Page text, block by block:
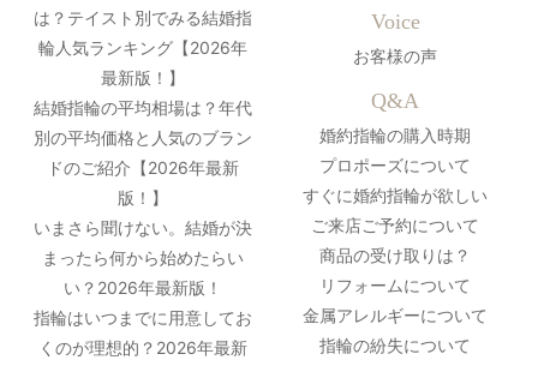
は？テイスト別でみる結婚指
輪人気ランキング【2026年
最新版！】
結婚指輪の平均相場は？年代
別の平均価格と人気のブラン
ドのご紹介【2026年最新
版！】
いまさら聞けない。結婚が決
まったら何から始めたらい
い？2026年最新版！
指輪はいつまでに用意してお
くのが理想的？2026年最新
Voice
お客様の声
Q&A
婚約指輪の購入時期
プロポーズについて
すぐに婚約指輪が欲しい
ご来店ご予約について
商品の受け取りは？
リフォームについて
金属アレルギーについて
指輪の紛失について